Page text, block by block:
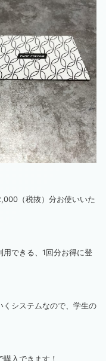
（税抜）分お使いいた
用できる、1回分お得に登
くシステムなので、学生の
入できます！